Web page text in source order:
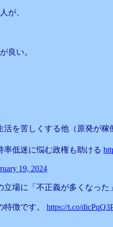
が、
良い。
を苦しくする他（原発が
低迷に悩む政権も助ける
19, 2024
場に「不正義が多くなった」
徴です。 https://t.co/